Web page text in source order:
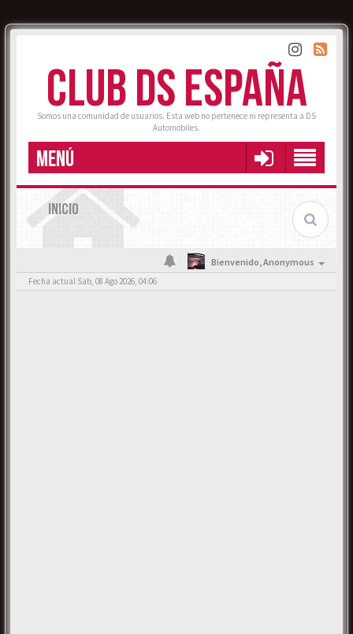
CLUB DS ESPAÑA
Somos una comunidad de usuarios. Esta web no pertenece ni representa a DS
Automobiles.
MENÚ
INICIO
Bienvenido,Anonymous
Fecha actual Sab, 08 Ago 2026, 04:06